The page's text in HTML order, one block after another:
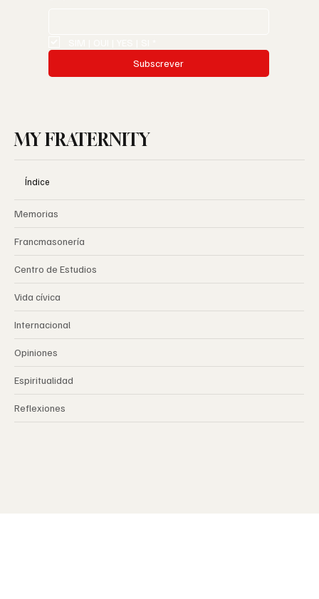
SIM | OUI | YES | SI *
Memorias
Francmasonería
Centro de Estudios
Vida cívica
Internacional
Opiniones
Espiritualidad